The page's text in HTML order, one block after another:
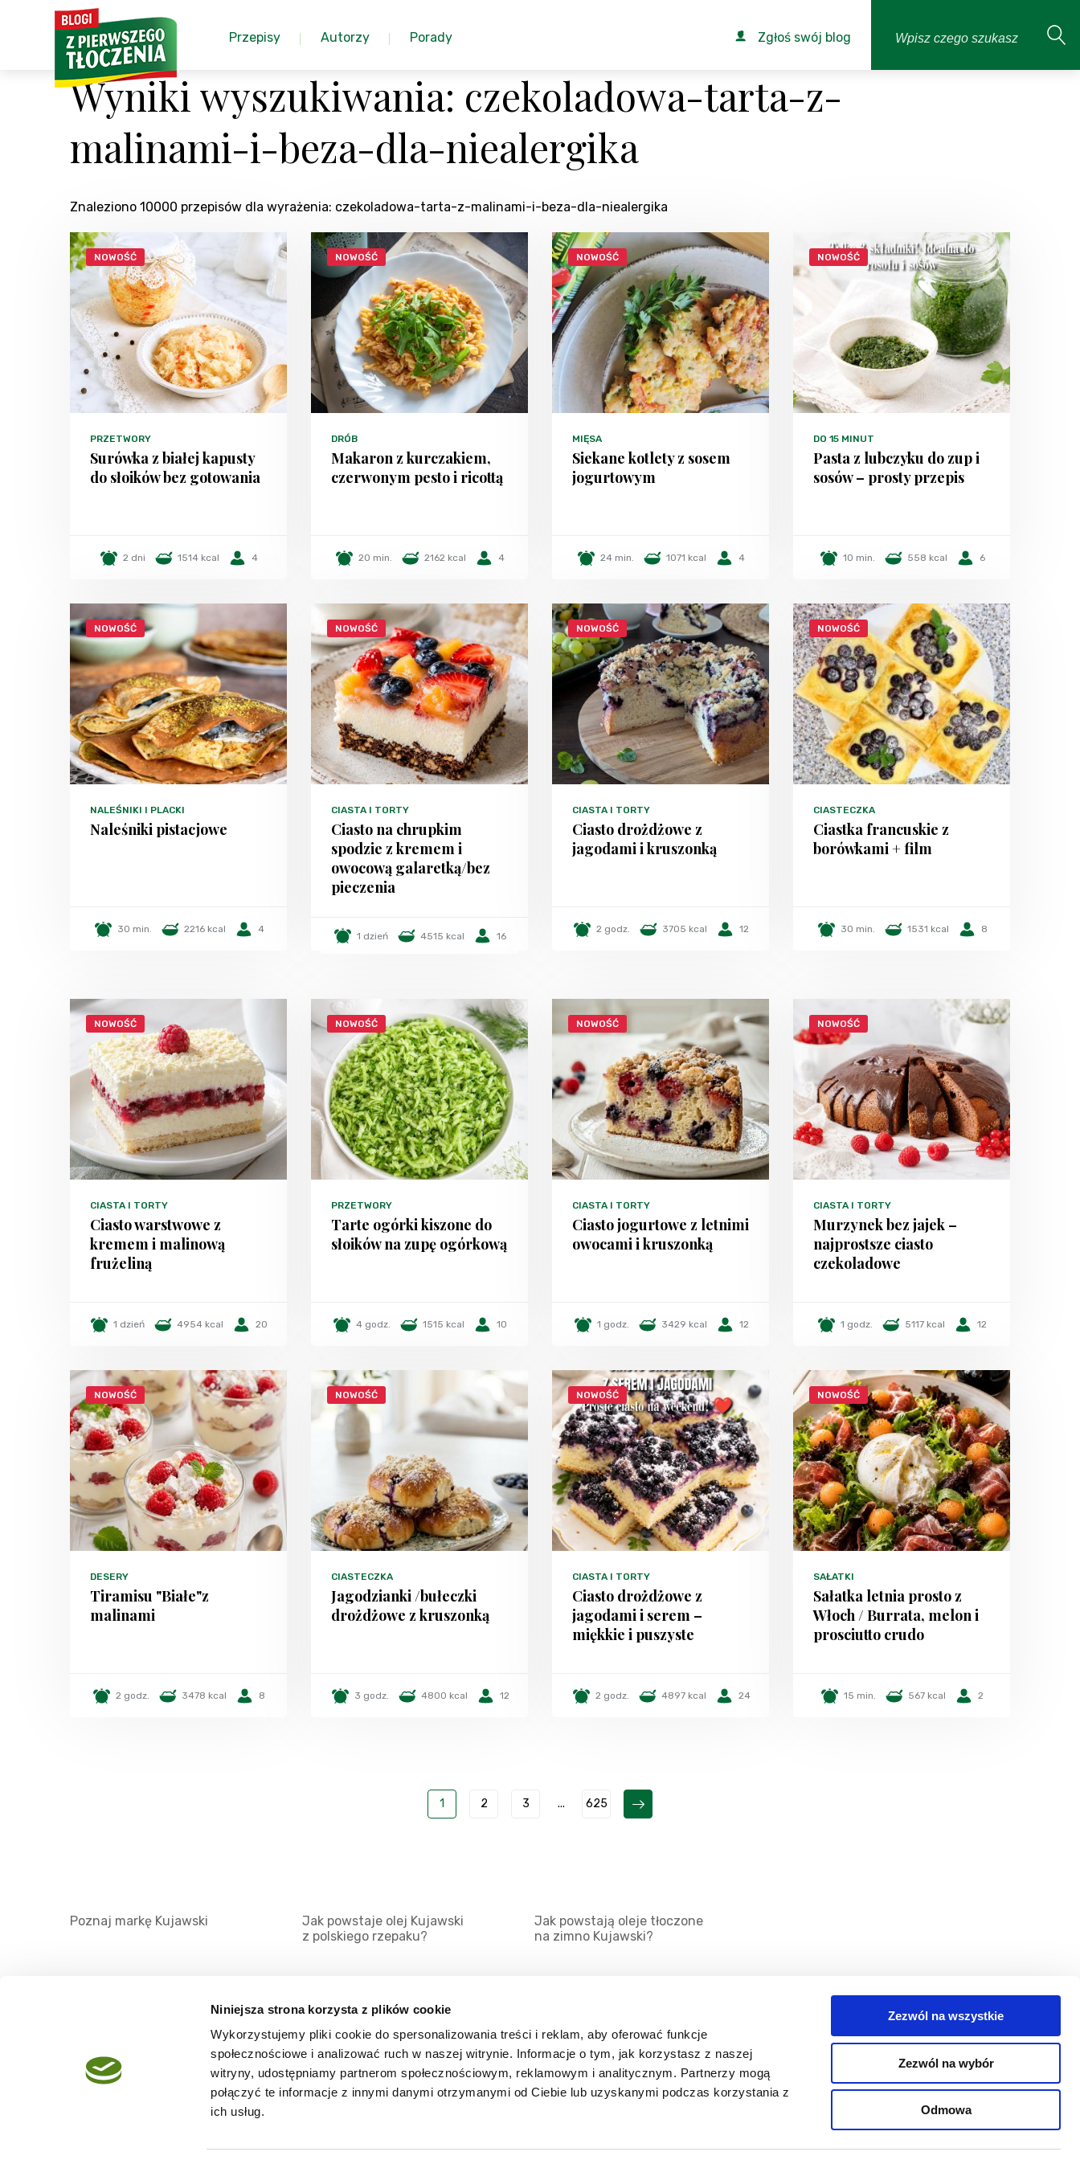
Niniejsza strona korzysta z plików cookie
Wykorzystujemy pliki cookie do spersonalizowania treści i reklam, aby oferować funkcje
społecznościowe i analizować ruch w naszej witrynie. Informacje o tym, jak korzystasz z naszej
witryny, udostępniamy partnerom społecznościowym, reklamowym i analitycznym. Partnerzy mogą
połączyć te informacje z innymi danymi otrzymanymi od Ciebie lub uzyskanymi podczas korzystania z
ich usług.
Zezwól na wszystkie
Zezwól na wybór
Odmowa
Przepisy Autorzy Porady Zgłoś swój blog
Wyniki wyszukiwania: czekoladowa-tarta-z-
malinami-i-beza-dla-niealergika
Znaleziono 10000 przepisów dla wyrażenia: czekoladowa-tarta-z-malinami-i-beza-dla-niealergika
NOWOŚĆ
PRZETWORY
Surówka z białej kapusty
do słoików bez gotowania
2 dni 1514 kcal 4
NOWOŚĆ
DRÓB
Makaron z kurczakiem,
czerwonym pesto i ricottą
20 min. 2162 kcal 4
NOWOŚĆ
MIĘSA
Siekane kotlety z sosem
jogurtowym
24 min. 1071 kcal 4
NOWOŚĆ
DO 15 MINUT
Pasta z lubczyku do zup i
sosów – prosty przepis
10 min. 558 kcal 6
NOWOŚĆ
NALEŚNIKI I PLACKI
Naleśniki pistacjowe
30 min. 2216 kcal 4
NOWOŚĆ
CIASTA I TORTY
Ciasto na chrupkim
spodzie z kremem i
owocową galaretką/bez
pieczenia
1 dzień 4515 kcal 16
NOWOŚĆ
CIASTA I TORTY
Ciasto drożdżowe z
jagodami i kruszonką
2 godz. 3705 kcal 12
NOWOŚĆ
CIASTECZKA
Ciastka francuskie z
borówkami + film
30 min. 1531 kcal 8
NOWOŚĆ
CIASTA I TORTY
Ciasto warstwowe z
kremem i malinową
frużeliną
1 dzień 4954 kcal 20
NOWOŚĆ
PRZETWORY
Tarte ogórki kiszone do
słoików na zupę ogórkową
4 godz. 1515 kcal 10
NOWOŚĆ
CIASTA I TORTY
Ciasto jogurtowe z letnimi
owocami i kruszonką
1 godz. 3429 kcal 12
NOWOŚĆ
CIASTA I TORTY
Murzynek bez jajek –
najprostsze ciasto
czekoladowe
1 godz. 5117 kcal 12
NOWOŚĆ
DESERY
Tiramisu "Białe"z
malinami
2 godz. 3478 kcal 8
NOWOŚĆ
CIASTECZKA
Jagodzianki /bułeczki
drożdżowe z kruszonką
3 godz. 4800 kcal 12
NOWOŚĆ
CIASTA I TORTY
Ciasto drożdżowe z
jagodami i serem –
miękkie i puszyste
2 godz. 4897 kcal 24
NOWOŚĆ
SAŁATKI
Sałatka letnia prosto z
Włoch / Burrata, melon i
prosciutto crudo
15 min. 567 kcal 2
1 2 3 ... 625
Poznaj markę Kujawski
Jak powstaje olej Kujawski
z polskiego rzepaku?
Jak powstają oleje tłoczone
na zimno Kujawski?
Regulamin
Mapa serwisu
Kanały RSS
Porady
Kategorie
Kontakt
Zaloguj się